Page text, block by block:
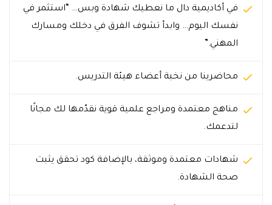
في أكاديمية دال ما نعطيك شهادة وبس… “استثمر في
نفسك اليوم… وابدأ تشوف الفرق في دخلك ومسارك
المهني.”
محاضرينا من نخبة أعضاء هيئة التدريس.
مناهج معتمدة ومراجع علمية قوية نقدّمها لك مجانًا
لتدعمك.
شهادات معتمدة وموثقة، بالإضافة كود تحقق يثبت
صحة الشهادة.